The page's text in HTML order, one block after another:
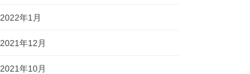
2022年1月
2021年12月
2021年10月